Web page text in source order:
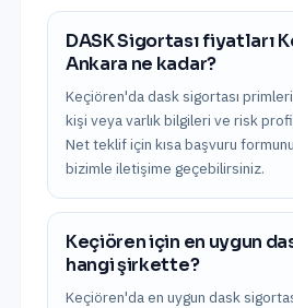
DASK Sigortası fiyatları
Ankara ne kadar?
Keçiören'da dask sigortası
kişi veya varlık bilgileri ve risk
Net teklif için kısa başvuru
bizimle iletişime geçebilirsiniz.
Keçiören için en uygun
hangi şirkette?
Keçiören'da en uygun dask